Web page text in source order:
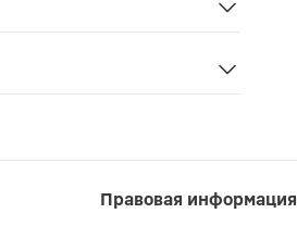
Правовая информация